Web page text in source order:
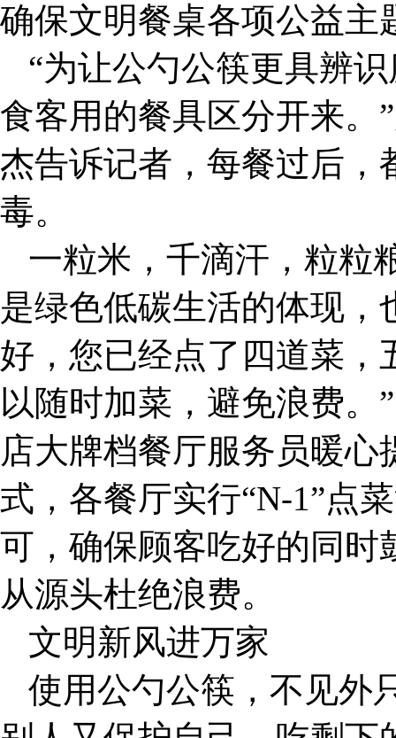
确保文明餐桌各项公益主
“为让公勺公筷更具辨
食客用的餐具区分开来。
杰告诉记者，每餐过后，
毒。
一粒米，千滴汗，粒粒
是绿色低碳生活的体现，
好，您已经点了四道菜，
以随时加菜，避免浪费。
店大牌档餐厅服务员暖
式，各餐厅实行“N-1”点
可，确保顾客吃好的同时
从源头杜绝浪费。
文明新风进万家
使用公勺公筷，不见外